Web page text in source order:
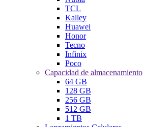
TCL
Kalley
Huawei
Honor
Tecno
Infinix
Poco
Capacidad de almacenamiento
64 GB
128 GB
256 GB
512 GB
1 TB